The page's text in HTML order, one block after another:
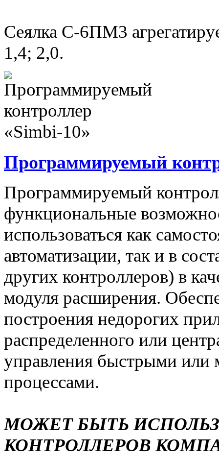
Сеялка С-6ПМ3
1,4; 2,0.
Программируемый
Программируемый
функциональные
использоваться как
автоматизации, так и в
других контроллеров) в
модуля расширения.
построения недорогих
распределенного или
управления быстрыми или
процессами.
МОЖЕТ БЫТЬ
КОНТРОЛЛЕРОВ